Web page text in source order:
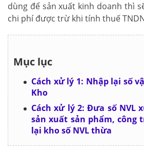
dùng để sản xuất kinh doanh thì
chi phí được trừ khi tính thuế
Mục lục
Cách xử lý 1: Nhập lại số
Kho
Cách xử lý 2: Đưa số NVL
sản xuất sản phẩm, công
lại kho số NVL thừa